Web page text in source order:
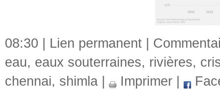
08:30 | Lien permanent
eau, eaux souterraines, rivières,
chennai, shimla Imprimer